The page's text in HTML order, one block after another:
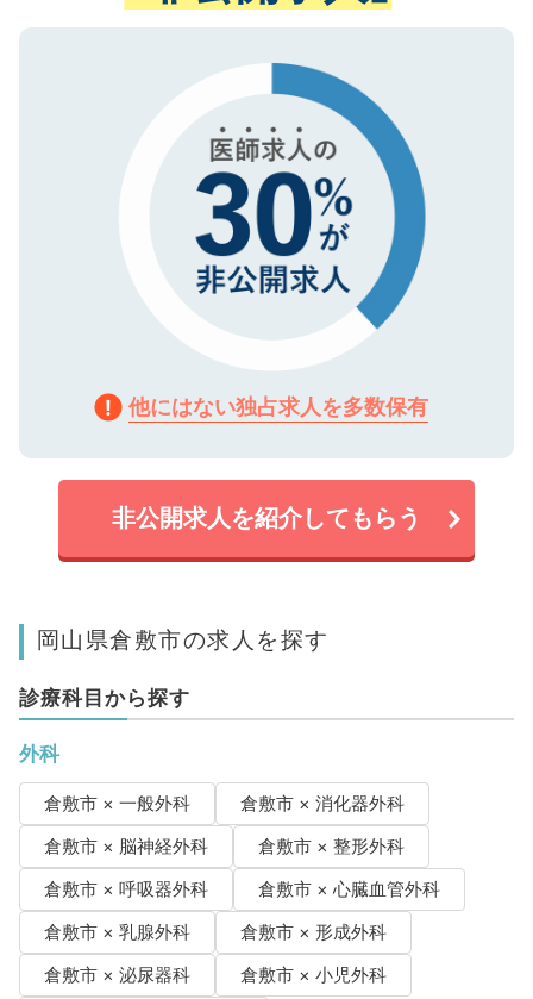
で、機密保持に関してもご安心ください。
ない方には、長期的なサポートが可能です
ので、まずはご登録ください。
他にはない独占求人を多数保有
非公開求人を紹介してもらう
岡山県倉敷市の求人を探す
診療科目から探す
外科
倉敷市 × 一般外科
倉敷市 × 消化器外科
倉敷市 × 脳神経外科
倉敷市 × 整形外科
倉敷市 × 呼吸器外科
倉敷市 × 心臓血管外科
倉敷市 × 乳腺外科
倉敷市 × 形成外科
倉敷市 × 泌尿器科
倉敷市 × 小児外科